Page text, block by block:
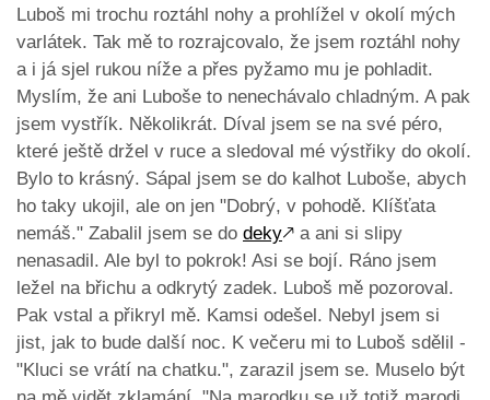
Luboš mi trochu roztáhl nohy a prohlížel v okolí mých
varlátek. Tak mě to rozrajcovalo, že jsem roztáhl nohy
a i já sjel rukou níže a přes pyžamo mu je pohladit.
Myslím, že ani Luboše to nenechávalo chladným. A pak
jsem vystřík. Několikrát. Díval jsem se na své péro,
které ještě držel v ruce a sledoval mé výstřiky do okolí.
Bylo to krásný. Sápal jsem se do kalhot Luboše, abych
ho taky ukojil, ale on jen "Dobrý, v pohodě. Klíšťata
nemáš." Zabalil jsem se do deky🡕 a ani si slipy
nenasadil. Ale byl to pokrok! Asi se bojí. Ráno jsem
ležel na břichu a odkrytý zadek. Luboš mě pozoroval.
Pak vstal a přikryl mě. Kamsi odešel. Nebyl jsem si
jist, jak to bude další noc. K večeru mi to Luboš sdělil -
"Kluci se vrátí na chatku.", zarazil jsem se. Muselo být